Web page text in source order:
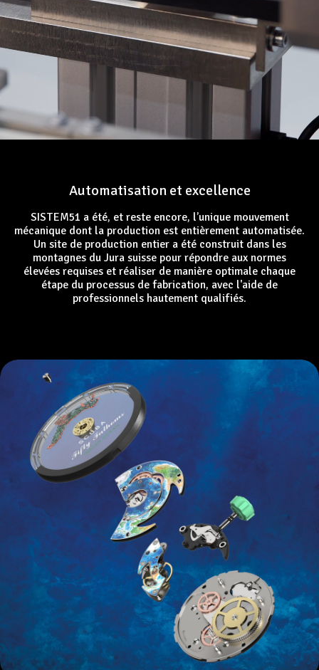
Automatisation et excellence
SISTEM51 a été, et reste encore, l’unique mouvement
mécanique dont la production est entièrement automatisée.
Un site de production entier a été construit dans les
montagnes du Jura suisse pour répondre aux normes
élevées requises et réaliser de manière optimale chaque
étape du processus de fabrication, avec l'aide de
professionnels hautement qualifiés.